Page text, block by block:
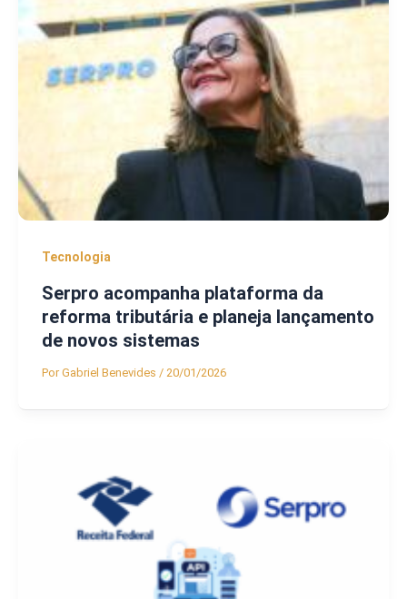
Tecnologia
Serpro acompanha plataforma da
reforma tributária e planeja lançamento
de novos sistemas
PorGabriel Benevides / 20/01/2026